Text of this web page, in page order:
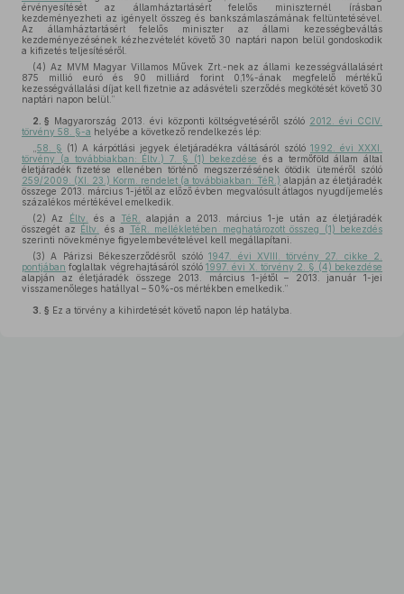
érvényesítését az államháztartásért felelős miniszternél írásban
kezdeményezheti az igényelt összeg és bankszámlaszámának feltüntetésével.
Az államháztartásért felelős miniszter az állami kezességbeváltás
kezdeményezésének kézhezvételét követő 30 naptári napon belül gondoskodik
a kifizetés teljesítéséről.
(4) Az MVM Magyar Villamos Művek Zrt.-nek az állami kezességvállalásért
875 millió euró és 90 milliárd forint 0,1%-ának megfelelő mértékű
kezességvállalási díjat kell fizetnie az adásvételi szerződés megkötését követő 30
naptári napon belül.”
2. § Magyarország 2013. évi központi költségvetéséről szóló 2012. évi CCIV.
törvény 58. §-a helyébe a következő rendelkezés lép:
58. § (1) A kárpótlási jegyek életjáradékra váltásáról szóló 1992. évi XXXI.
törvény (a továbbiakban: Éltv.) 7. § (1) bekezdése és a termőföld állam által
életjáradék fizetése ellenében történő megszerzésének ötödik üteméről szóló
259/2009. (XI. 23.) Korm. rendelet (a továbbiakban: TéR.) alapján az életjáradék
összege 2013. március 1-jétől az előző évben megvalósult átlagos nyugdíjemelés
százalékos mértékével emelkedik.
(2) Az
Éltv. és a TéR.
alapján a 2013. március 1-je után az életjáradék
összegét az Éltv. és a
TéR. mellékletében meghatározott összeg (1) bekezdés
szerinti növekménye figyelembevételével kell megállapítani.
(3) A Párizsi Békeszerződésről szóló1947. évi XVIII. törvény 27. cikke 2.
pontjában foglaltak végrehajtásáról szóló1997. évi X. törvény 2. § (4) bekezdése
alapján az életjáradék összege 2013. március 1-jétől – 2013. január 1-jei
visszamenőleges hatállyal – 50%-os mértékben emelkedik.”
3. § Ez a törvény a kihirdetését követő napon lép hatályba.